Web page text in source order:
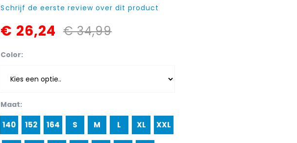
Schrijf de eerste review over dit product
€ 26,24 € 34,99
Color
Maat
140 152 164 S M L XL XXL